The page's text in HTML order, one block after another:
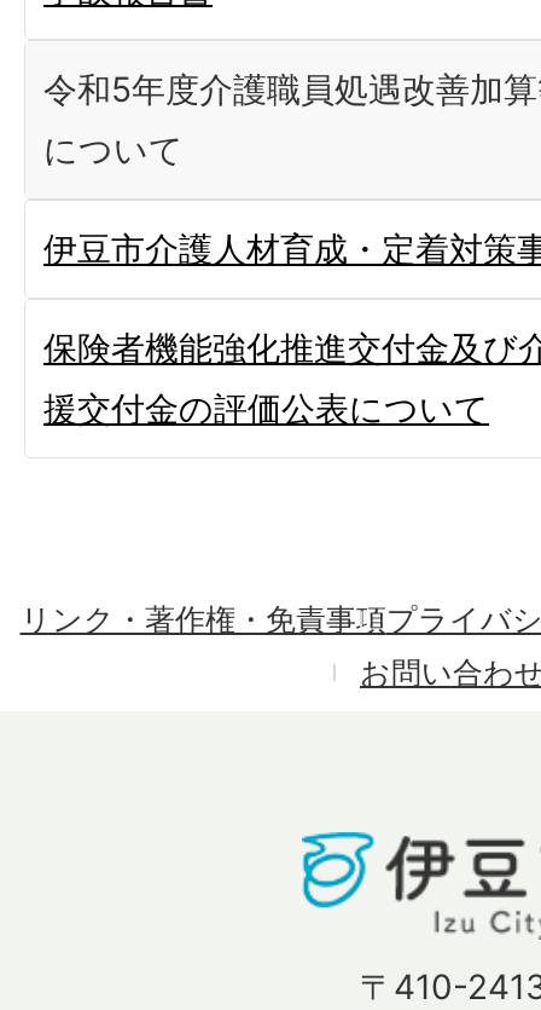
令和5年度介護職員処遇改善加
について
伊豆市介護人材育成・定着対策
保険者機能強化推進交付金及び
援交付金の評価公表について
リンク・著作権・免責事項プライバ
お問い合わ
〒410-